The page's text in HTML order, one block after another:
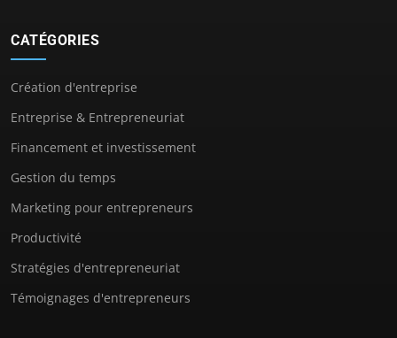
CATÉGORIES
Création d'entreprise
Entreprise & Entrepreneuriat
Financement et investissement
Gestion du temps
Marketing pour entrepreneurs
Productivité
Stratégies d'entrepreneuriat
Témoignages d'entrepreneurs